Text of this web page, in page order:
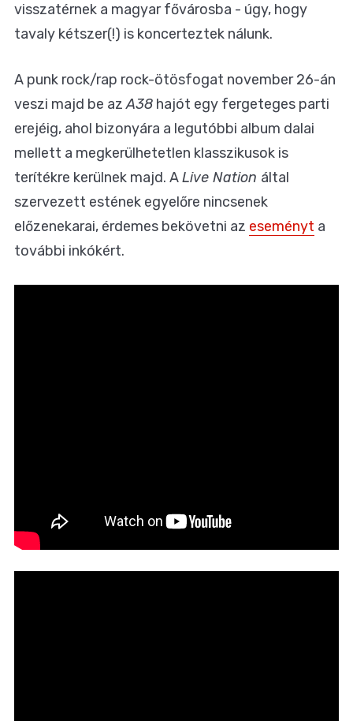
visszatérnek a magyar fővárosba - úgy, hogy
tavaly kétszer(!) is koncerteztek nálunk.
A punk rock/rap rock-ötösfogat november 26-án
veszi majd be azA38 hajót egy fergeteges parti
erejéig, ahol bizonyára a legutóbbi album dalai
mellett a megkerülhetetlen klasszikusok is
terítékre kerülnek majd. ALive Nation által
szervezett estének egyelőre nincsenek
előzenekarai, érdemes bekövetni az eseményt a
további inkókért.